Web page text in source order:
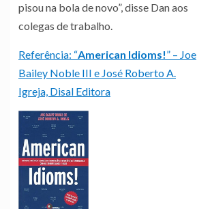
pisou na bola de novo”, disse Dan aos
colegas de trabalho.
Referência: “American Idioms!” – Joe
Bailey Noble III e José Roberto A.
Igreja, Disal Editora